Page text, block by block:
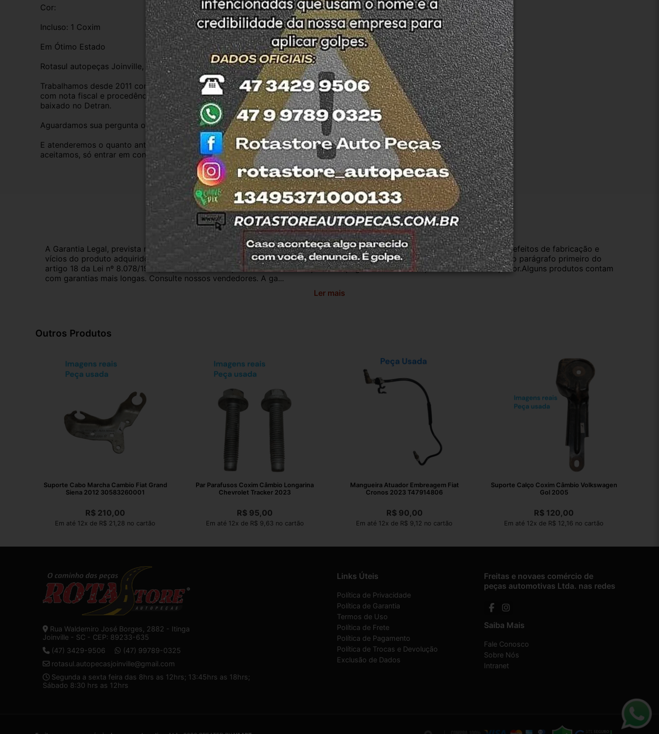
Cor:
Incluso: 1 Coxim
Em Ótimo Estado
Rotasul autopeças Joinville, empresa credenciada no detran do estado de SC.
Trabalhamos desde 2011 com total credibilidade e confiança, todos nossos produtos contam
com nota fiscal e procedência, nossas peças são todas usadas, compramos Somente veículos
baixado no Detran.
Aguardamos sua pergunta ou compra.
E atenderemos o quanto antes, caso o cliente prefira retirar na nossa loja física também
aceitamos, só entrar em contato com a equipe Rotasul e tiramos suas dúvidas.
Garantia Certificado de Procedência Troca e Devolução
A Garantia Legal, prevista no Código de Defesa do Consumidor, é de 90 (noventa) dias a partir da data da compra e cobre defeitos de fabricação e
vícios do produto adquirido.Na impossibilidade de reparar o produto, o cliente poderá escolher dentre as opções previstas no parágrafo primeiro do
artigo 18 da Lei nº 8.078/1990, ou, ainda, a utilização do crédito como parte do pagamento de outro produto de valor superior.Alguns produtos contam
com garantias mais longas. Consulte nossos vendedores. A ga...
Ler mais
Outros Produtos
Suporte Cabo Marcha Cambio Fiat Grand
Siena 2012 30583260001
R$ 210,00
Em até 12x de R$ 21,28 no cartão
Par Parafusos Coxim Câmbio Longarina
Chevrolet Tracker 2023
R$ 95,00
Em até 12x de R$ 9,63 no cartão
Mangueira Atuador Embreagem Fiat
Cronos 2023 T47914806
R$90,00
Em até 12x de R$ 9,12 no cartão
Suporte Calço Coxim Câmbio Volkswagen
Gol 2005
R$ 120,00
Em até 12x de R$ 12,16 no cartão
Rua Waldemiro José Borges, 2882 - Itinga
Joinville - SC - CEP: 89233-635
(47) 3429-9506
(47) 99789-0325
rotasul.autopecasjoinville@gmail.com
Segunda a sexta feira das 8hrs as 12hrs; 13:45hrs as 18hrs;
Sábado 8:30 hrs as 12hrs
Links Úteis
Política de Privacidade
Política de Garantia
Termos de Uso
Política de Frete
Política de Pagamento
Política de Trocas e Devolução
Exclusão de Dados
Freitas e novaes comércio de
peças automotivas Ltda. nas redes
Saiba Mais
Fale Conosco
Sobre Nós
Intranet